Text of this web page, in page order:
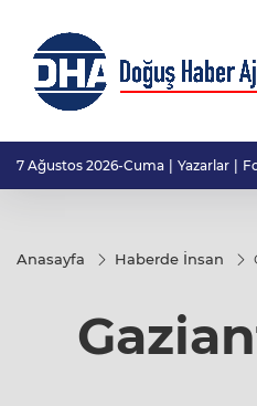
7 Ağustos 2026-Cuma Yazarlar
Anasayfa Haberde İnsan